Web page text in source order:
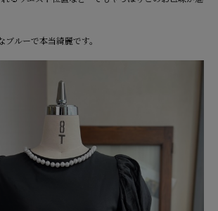
ルーで本当綺麗です。